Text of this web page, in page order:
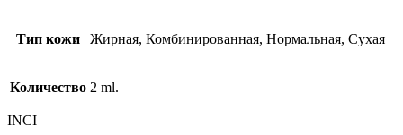
Тип кожи Жирная, Комбинированная, Нормальная, Сухая
Количество 2 ml.
INCI